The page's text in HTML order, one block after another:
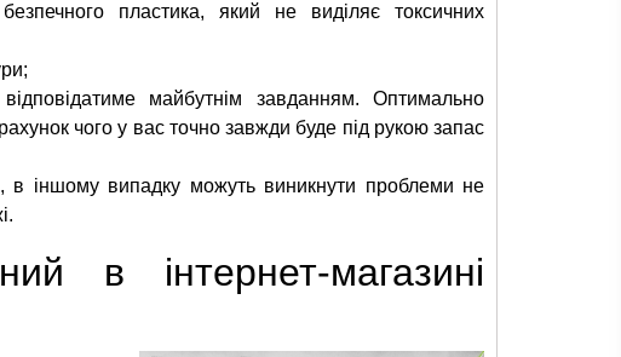
пластика, який не виділяє токсичних
майбутнім завданням. Оптимально
чого у вас точно завжди буде під рукою запас
в іншому випадку можуть виникнути проблеми не
в інтернет-магазині